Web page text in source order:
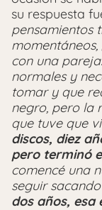
su respuesta
pensamientos
con una
normales y
tomar y que
negro, pero la
que tuve que
discos, diez
pero terminó
comencé una
seguir
dos años, esa